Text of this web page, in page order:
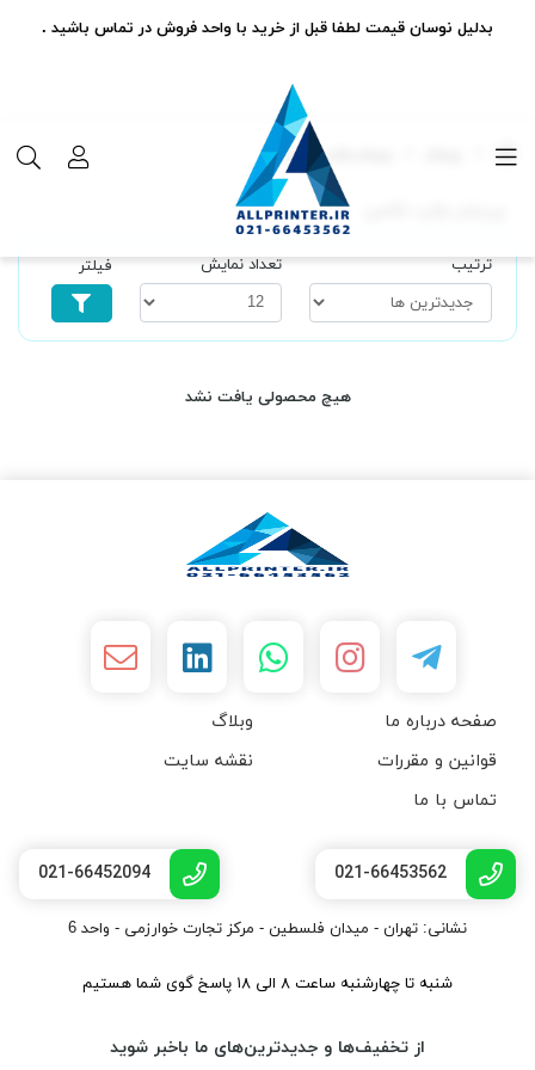
پرینتر چاپ عکس
ترتیب تعداد نمایش فیلتر
هیچ محصولی یافت نشد
صفحه درباره ما
وبلاگ
قوانین و مقررات
نقشه سایت
تماس با ما
021-66453562
021-66452094
نشانی: تهران - میدان فلسطین - مرکز تجارت خوارزمی - واحد 6
شنبه تا چهارشنبه ساعت ۸ الی ۱۸ پاسخ گوی شما هستیم
از تخفیف‌ها و جدیدترین‌های ما باخبر شوید
بدلیل نوسان قیمت لطفا قبل از خرید با واحد فروش در تماس باشید .